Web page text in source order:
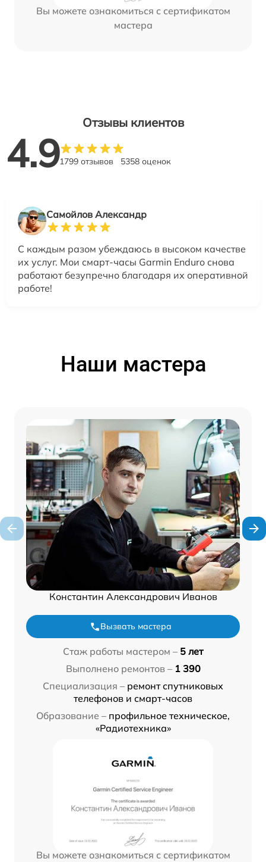
Вы можете ознакомиться с сертификатом
мастера
Отзывы клиентов
4.91799 отзывов 5358 оценок
Самойлов Александр
С каждым разом убеждаюсь в высоком качестве
их услуг. Мои смарт-часы Garmin Enduro снова
работают безупречно благодаря их оперативной
работе!
Наши мастера
Константин Александрович Иванов
Вызвать мастера
Стаж работы мастером – 5 лет
Выполнено ремонтов – 1 390
Специализация – ремонт спутниковых
телефонов и смарт-часов
Образование – профильное техническое,
«Радиотехника»
Вы можете ознакомиться с сертификатом